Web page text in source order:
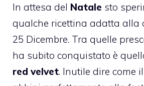
In attesa del Natale sto
qualche ricettina adatta alla
25 Dicembre. Tra quelle
ha subito conquistato è
red velvet. Inutile dire come